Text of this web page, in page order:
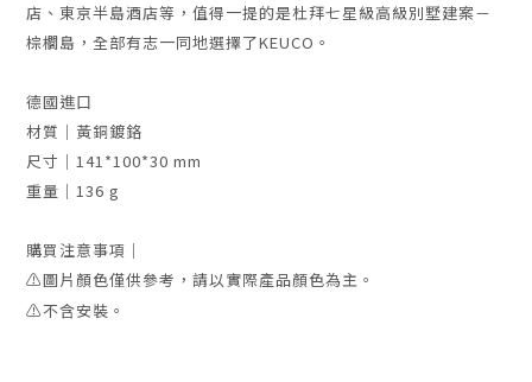
店、東京半島酒店等，值得一提的是杜拜七星級高級別墅建案－
棕櫚島，全部有志一同地選擇了KEUCO。
德國進口
材質｜黃銅鍍鉻
尺寸｜141*100*30 mm
重量｜136 g
購買注意事項｜
⚠️圖片顏色僅供參考 ，請以實際產品顏色為主。
⚠️不含安裝。